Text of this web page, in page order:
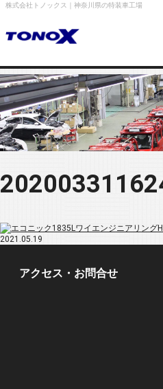
株式会社トノックス｜神奈川県の特装車工場
2021.05.19
アクセス・お問合せ